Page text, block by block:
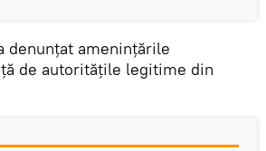
denunțat amenințările
de autoritățile legitime din